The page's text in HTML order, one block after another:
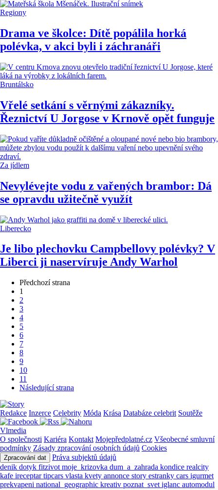
Regiony
Drama ve školce: Dítě popálila horká
polévka, v akci byli i záchranáři
Bruntálsko
Vřelé setkání s věrnými zákazníky.
Řeznictví U Jorgose v Krnově opět funguje
Za jídlem
Nevylévejte vodu z vařených brambor: Dá
se opravdu užitečně využít
Liberecko
Je libo plechovku Campbellovy polévky? V
Liberci ji naservíruje Andy Warhol
Předchozí strana
1
2
3
4
5
6
7
8
9
10
11
Následující strana
Redakce Inzerce Celebrity Móda Krása Databáze celebrit Soutěže
Vlmedia
O společnosti Kariéra Kontakt Mojepředplatné.cz Všeobecné smluvní
podmínky Zásady zpracování osobních údajů Cookies
Zpracování dat
Práva subjektů údajů
denik dotyk fitzivot moje_krizovka dum_a_zahrada kondice realcity
kafe ireceptartipcars vlasta kvety annonce story estranky cars igurmet
prekvapeni national_geographic kreativ poznat_svet iglanc automodul